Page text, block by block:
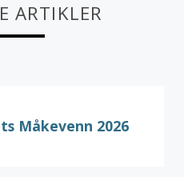
ARTIKLER
Måkevenn 2026